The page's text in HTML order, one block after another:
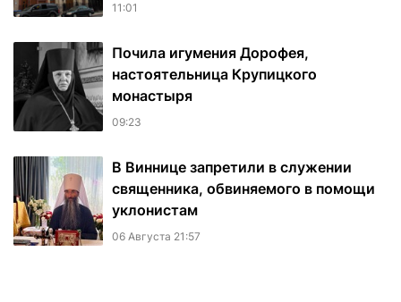
11:01
Почила игумения Дорофея,
настоятельница Крупицкого
монастыря
09:23
В Виннице запретили в служении
священника, обвиняемого в помощи
уклонистам
06 Августа 21:57